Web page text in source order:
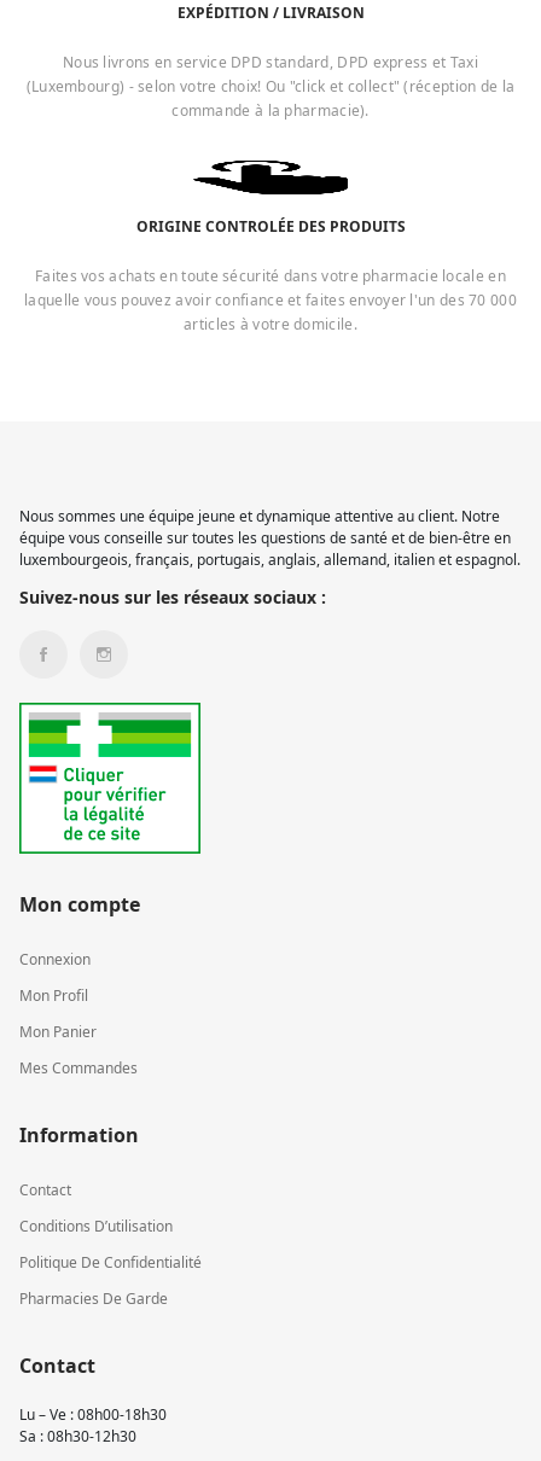
EXPÉDITION / LIVRAISON
Nous livrons en service DPD standard, DPD express et Taxi
(Luxembourg) - selon votre choix! Ou "click et collect" (réception de la
commande à la pharmacie).
ORIGINE CONTROLÉE DES PRODUITS
Faites vos achats en toute sécurité dans votre pharmacie locale en
laquelle vous pouvez avoir confiance et faites envoyer l'un des 70 000
articles à votre domicile.
Nous sommes une équipe jeune et dynamique attentive au client. Notre
équipe vous conseille sur toutes les questions de santé et de bien-être en
luxembourgeois, français, portugais, anglais, allemand, italien et espagnol.
Suivez-nous sur les réseaux sociaux :
Mon compte
Connexion
Mon Profil
Mon Panier
Mes Commandes
Information
Contact
Conditions D’utilisation
Politique De Confidentialité
Pharmacies De Garde
Contact
Lu – Ve : 08h00-18h30
Sa : 08h30-12h30